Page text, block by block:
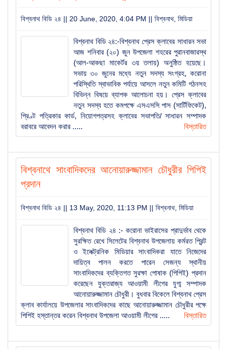
বিশ্বনাথ বিডি ২৪ || 20 June, 2020, 4:04 PM || বিশ্বনাথ মিডিয়া
বিশ্বনাথ বিডি ২৪:-বিশ্বনাথ প্রেস ক্লাবের সাধারন সভা
আজ শনিবার (২০) জুন উপজেলা শহরের পুরানবাজারস্থ
(আল-আকছা মাকের্টর ৩য় তলায়) অনুষ্ঠিত হয়েছে।
সভায় ৩০ জুনের মধ্যে নতুন সদস্য সংগ্রহ, করোনা
পরিস্থিতি স্বাভাবিক পর্যায়ে আসলে নতুন কমিটি গঠনসহ
বিভিন্ন বিষয়ে ব্যাপক আলোচনা হয়। প্রেস ক্লাবের
নতুন সদস্য হতে কমপক্ষে এসএসসি পাস (সার্টিফিকেট),
প্রিণ্ট পত্রিকার কার্ড, নিয়োগপত্রসহ ক্লাবের সভাপতি/ সাধারন সম্পাদক
বরাবরে আবেদন করার .....
বিস্তারিত
বিশ্বনাথে সাংবাদিকদের আনোয়ারুজ্জামান চৌধুরীর পিপিই
প্রদান
বিশ্বনাথ বিডি ২৪ || 13 May, 2020, 11:13 PM || বিশ্বনাথ মিডিয়া
বিশ্বনাথ বিডি ২৪ :- করোনা ভাইরাসের প্রাদুর্ভাব থেকে
সুরক্ষিত রেখে সিলেটের বিশ্বনাথ উপজেলায় কর্মরত প্রিন্ট
ও ইলেক্ট্রনিক মিডিয়ার সাংবাদিকরা যাতে নিজেদের
দায়িত্ব পালন করতে পারেন সেজন্য স্থানীয়
সাংবাদিকদের ব্যক্তিগত সুরক্ষা পোষাক (পিপিই) প্রদান
করেছেন যুক্তরাজ্য আওয়ামী লীগের যুগ্ম সম্পাদক
আনোয়ারুজ্জামান চৌধুরী। বুধবার বিকেলে বিশ্বনাথ প্রেস
ক্লাব কার্যালয়ে উপজেলার সাংবাদিকদের কাছে আনোয়ারুজ্জামান চৌধুরীর পক্ষে
পিপিই হস্তান্তর করেন বিশ্বনাথ উপজেলা আওয়ামী লীগের .....
বিস্তারিত